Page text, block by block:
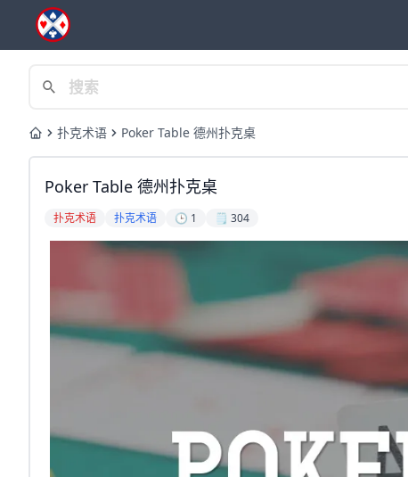
Home扑克术语 Poker Table 德州扑克桌
Poker Table 德州扑克桌
扑克术语 扑克术语 🕒 1 🗒️ 304